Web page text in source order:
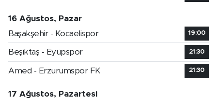
16 Ağustos, Pazar
Başakşehir - Kocaelispor
19:00
Beşiktaş - Eyüpspor 21:30
Amed - Erzurumspor FK 21:30
17 Ağustos, Pazartesi